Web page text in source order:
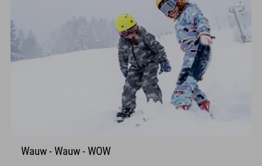
Wauw - Wauw - WOW